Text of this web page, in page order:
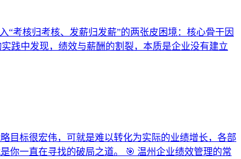
考核归考核、发薪归发薪”的两张皮困境：核心骨干因
践中发现，绩效与薪酬的割裂，本质是企业没有建立
目标很宏伟，可就是难以转化为实际的业绩增长，各部
你一直在寻找的破局之道。 🎯 温州企业绩效管理的常